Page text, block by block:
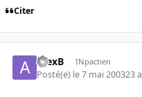
Citer
AlexB INpactien
Posté(e) le 7 mai 200323 a